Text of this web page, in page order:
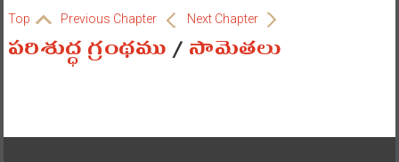
Top Previous Chapter Next Chapter
పరిశుద్ధ గ్రంథము/సామెతలు